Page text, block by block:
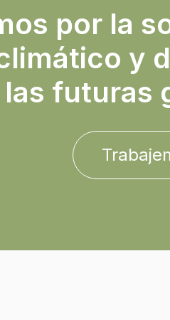
por la
y
las futuras